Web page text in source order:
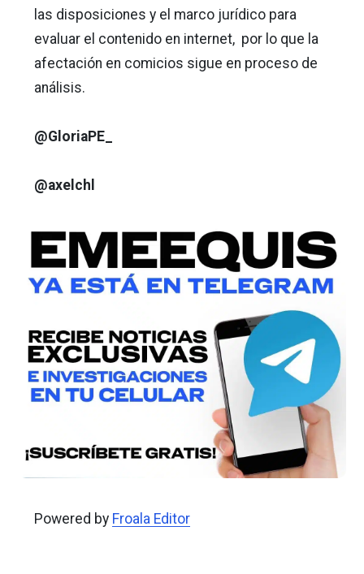
las disposiciones y el marco jurídico para
evaluar el contenido en internet, por lo que la
afectación en comicios sigue en proceso de
análisis.
@GloriaPE_
@axelchl
Powered by Froala Editor